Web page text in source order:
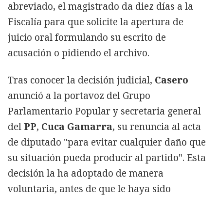
abreviado, el magistrado da diez días a la
Fiscalía para que solicite la apertura de
juicio oral formulando su escrito de
acusación o pidiendo el archivo.
Tras conocer la decisión judicial, Casero
anunció a la portavoz del Grupo
Parlamentario Popular y secretaria general
del PP, Cuca Gamarra, su renuncia al acta
de diputado "para evitar cualquier daño que
su situación pueda producir al partido". Esta
decisión la ha adoptado de manera
voluntaria, antes de que le haya sido